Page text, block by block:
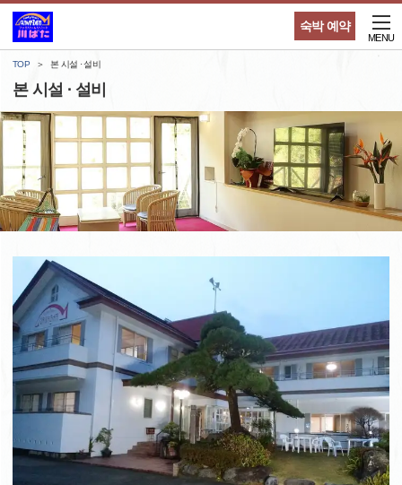
숙박 예약
MENU
TOP 본 시설 · 설비
본 시설 · 설비